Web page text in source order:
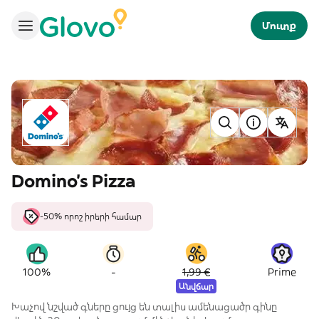
Մուտք
Domino's Pizza
-50% որոշ իրերի համար
100% - 1,99 €
Անվճար
Prime
Խաչով նշված գները ցույց են տալիս ամենացածր գինը